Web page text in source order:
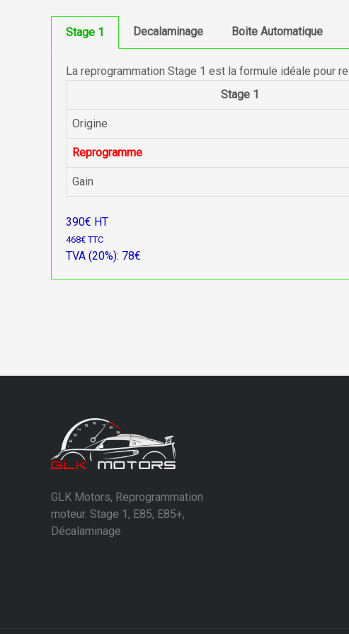
Stage 1 Decalaminage Boite Automatique
La reprogrammation Stage 1 est la formule idéale pour
Stage 1
Origine
Reprogramme
Gain
390€ HT
468€ TTC
TVA (20%): 78€
GLK Motors, Reprogrammation
moteur. Stage 1, E85, E85+,
Décalaminage